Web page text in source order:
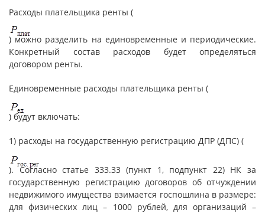
Расходы плательщика ренты (
) можно разделить на единовременные и периодические.
Конкретный состав расходов будет определяться
договором ренты.
Единовременные расходы плательщика ренты (
) будут включать:
1) расходы на государственную регистрацию ДПР (ДПС) (
). Согласно статье 333.33 (пункт 1, подпункт 22) НК за
государственную регистрацию договоров об отчуждении
недвижимого имущества взимается госпошлина в размере:
для физических лиц – 1000 рублей, для организаций –